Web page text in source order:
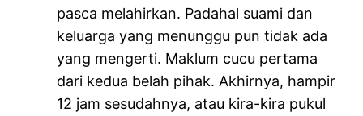
pasca melahirkan. Padahal suami dan
keluarga yang menunggu pun tidak ada
yang mengerti. Maklum cucu pertama
dari kedua belah pihak. Akhirnya, hampir
12 jam sesudahnya, atau kira-kira pukul